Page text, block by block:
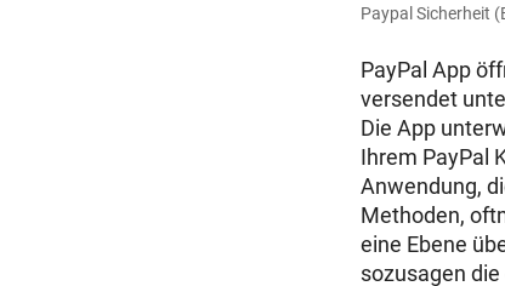
Paypal Sicherheit
PayPal App
versendet
Die App
Ihrem PayPal
Anwendung,
Methoden,
eine Ebene
sozusagen